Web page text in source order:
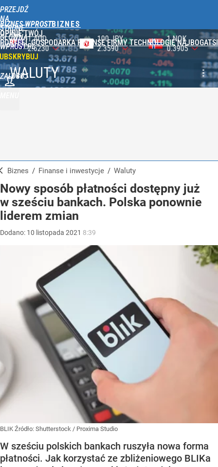
PRZEJDŹ
NA
STRONĘ
GŁÓWNĄ
WPROST.PL
BIZNES WPROST
OPINIE TWÓJ
PORTFEL GOSPODARKA FINANSE FIRMY TECHNOLOGIE NAJBOGATSI
ZALOGUJ
100 JPY
2.3590
1 NOK
0.3905
1 DKK
0.5750
WALUTY
Biznes / Finanse i inwestycje / Waluty
Nowy sposób płatności dostępny już
w sześciu bankach. Polska ponownie
liderem zmian
Dodano: 10 listopada 2021 8:39
BLIK Źródło: Shutterstock / Proxima Studio
W sześciu polskich bankach ruszyła nowa forma
płatności. Jak korzystać ze zbliżeniowego BLIKa